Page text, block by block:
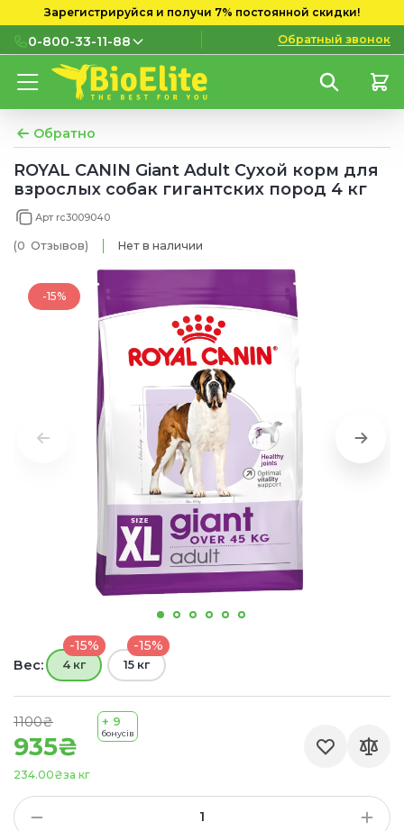
Зарегистрируйся и получи 7% постоянной скидки!
0-800-33-11-88
0-800-33-11-88
мобильных номеров
(097) 133 11 88
(095) 133 11 88
Обратный звонок
Обратно
ROYAL CANIN Giant Adult Сухой корм для
взрослых собак гигантских пород 4 кг
Арт rc3009040
(0 Отзывов) Нет в наличии
-15%
935₴
1100₴
за кг
234.00₴
+ 9
бонусів
Вес:
-15%
4 кг
-15%
15 кг